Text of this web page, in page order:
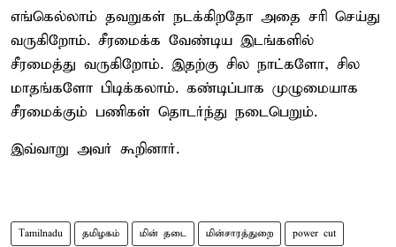
எங்கெல்லாம் தவறுகள் நடக்கிறதோ அதை சரி செய்து
வருகிறோம். சீரமைக்க வேண்டிய இடங்களில்
சீரமைத்து வருகிறோம். இதற்கு சில நாட்களோ, சில
மாதங்களோ பிடிக்கலாம். கண்டிப்பாக முழுமையாக
சீரமைக்கும் பணிகள் தொடர்ந்து நடைபெறும்.
இவ்வாறு அவர் கூறினார்.
Tamilnadu தமிழகம் மின் தடை மின்சாரத்துறை power cut